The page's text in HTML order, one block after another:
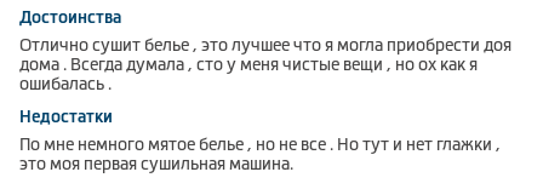
Достоинства
Отлично сушит белье , это лучшее что я могла приобрести доя
дома . Всегда думала , сто у меня чистые вещи , но ох как я
ошибалась .
Недостатки
По мне немного мятое белье , но не все . Но тут и нет глажки ,
это моя первая сушильная машина.